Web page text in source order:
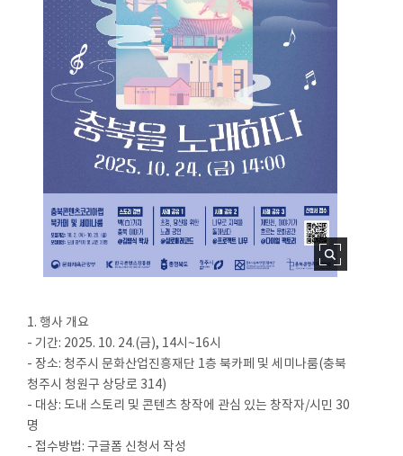
1. 행사 개요
- 기간: 2025. 10. 24.(금), 14시~16시
- 장소: 청주시 문화산업진흥재단 1층 북카페 및 세미나룸(충북
청주시 청원구 상당로 314)
- 대상: 도내 스토리 및 콘텐츠 창작에 관심 있는 창작자/시민 30
명
- 접수방법: 구글폼 신청서 작성